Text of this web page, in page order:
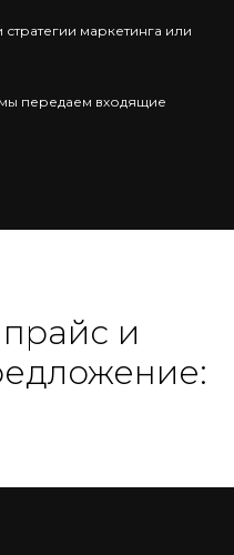
маркетинга или
передаем входящие
и